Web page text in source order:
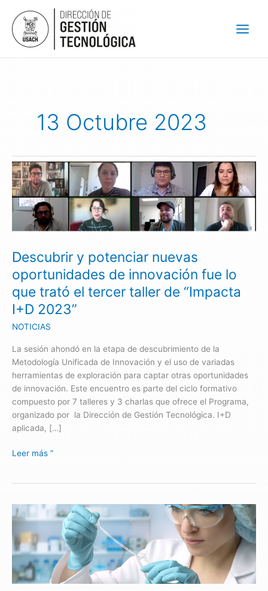
contenido
13 Octubre 2023
Descubrir y potenciar nuevas
oportunidades de innovación fue lo
que trató el tercer taller de “Impacta
I+D 2023”
NOTICIAS
La sesión ahondó en la etapa de descubrimiento de la
Metodología Unificada de Innovación y el uso de variadas
herramientas de exploración para captar otras oportunidades
de innovación. Este encuentro es parte del ciclo formativo
compuesto por 7 talleres y 3 charlas que ofrece el Programa,
organizado por la Dirección de Gestión Tecnológica. I+D
aplicada, […]
Descubrir
y
potenciar
nuevas
oportunidades
fue
que
trató
el
de
“Impacta
I+D
2023”
Leer más ”
Tecnología
USACH
Patentada:
Conoce
una
nueva